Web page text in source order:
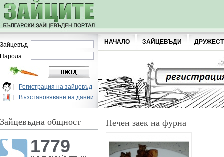
Зайцевъд
Парола
Регистрация на зайцевъд
Възстановяване на данни
НАЧАЛО ЗАЙЦЕВЪДИ
Зайцевъдна общност
1779
Печен заек на фурна